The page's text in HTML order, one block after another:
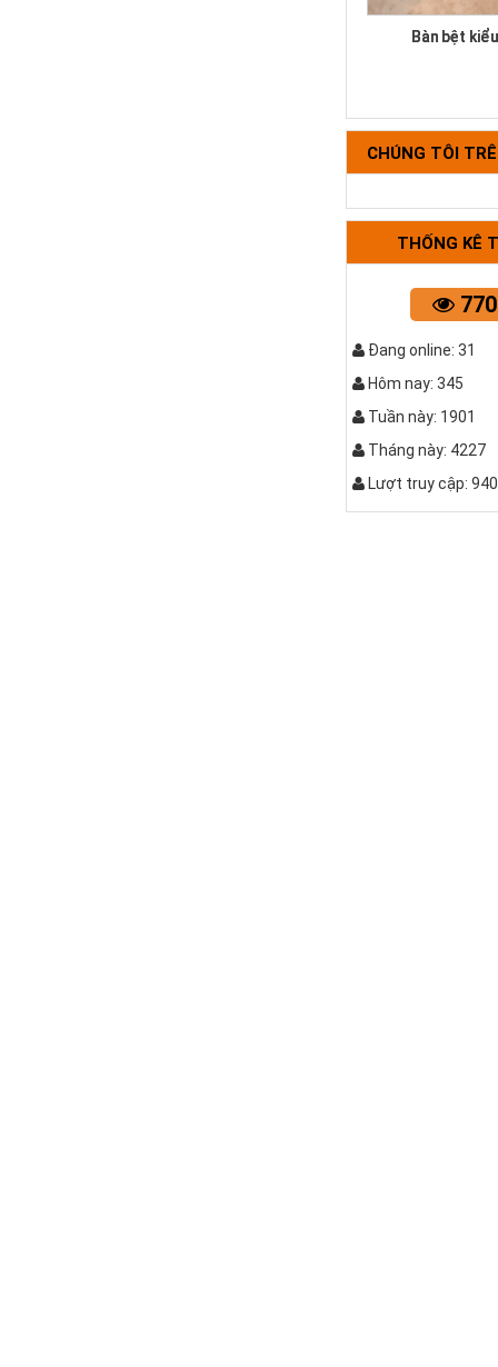
Bàn bệt
Bộ bàn ghế
CHÚNG TÔI
THỐNG KÊ
Đang online: 31
Hôm nay: 345
Tuần này: 1901
Tháng này: 4227
Lượt truy cập: